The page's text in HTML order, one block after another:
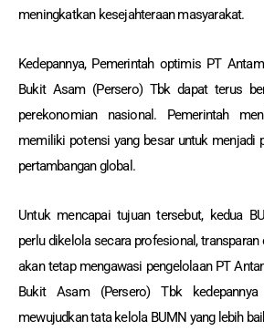
meningkatkan kesejahteraan masyarakat.
Kedepannya, Pemerintah optimis PT
Bukit Asam (Persero) Tbk dapat terus
perekonomian nasional. Pemerintah
memiliki potensi yang besar untuk menjadi
pertambangan global.
Untuk mencapai tujuan tersebut, kedua
perlu dikelola secara profesional, transparan
akan tetap mengawasi pengelolaan PT
Bukit Asam (Persero) Tbk
mewujudkan tata kelola BUMN yang lebih